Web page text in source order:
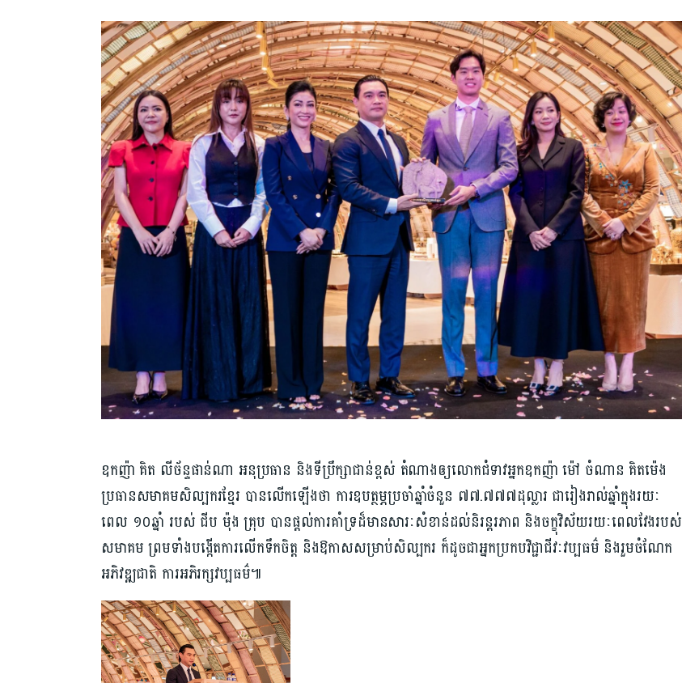
ឧកញ៉ា គិត លីច័ន្ទផាន់ណា អនុប្រធាន និងទីប្រឹក្សាជាន់ខ្ពស់ តំណាងឲ្យលោកជំទាវអ្នកឧកញ៉ា ម៉ៅ ចំណាន គិតម៉េង
ប្រធានសមាគមសិល្បករខ្មែរ បានលើកឡើងថា ការឧបត្ថម្ភប្រចាំឆ្នាំចំនួន ៧៧.៧៧៧ដុល្លារ ជារៀងរាល់ឆ្នាំក្នុងរយៈ
ពេល ១០ឆ្នាំ របស់ ជីប ម៉ុង គ្រុប បានផ្តល់ការគាំទ្រដ៏មានសារៈសំខាន់ដល់និរន្តរភាព និងចក្ខុវិស័យរយៈពេលវែងរបស់
សមាគម ព្រមទាំងបង្កើតការលើកទឹកចិត្ត និងឱកាសសម្រាប់សិល្បករ ក៏ដូចជាអ្នកប្រកបវិជ្ជាជីវៈវប្បធម៌ និងរួមចំណែក
អភិវឌ្ឍជាតិ ការអភិរក្សវប្បធម៌៕